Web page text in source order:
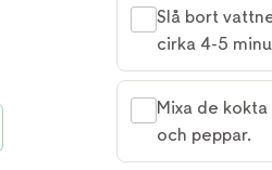
Slå bort
cirka 4-5
Mixa de
och peppar.